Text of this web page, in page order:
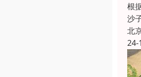
根
沙
北
24-